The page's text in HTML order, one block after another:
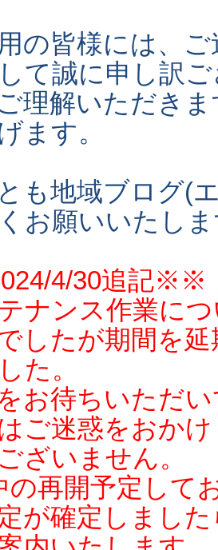
の皆様には、
て誠に申し訳
理解いただき
ます。
も地域ブログ(
お願いいたし
4/30追記※※
ナンス作業に
したが期間を
た。
お待ちいただ
ご迷惑をおか
ざいません。
の再開予定して
が確定しまし